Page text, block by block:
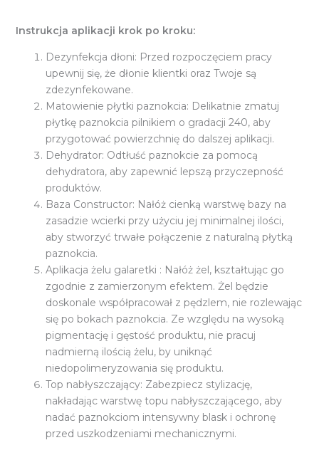
Instrukcja aplikacji krok po kroku:
Dezynfekcja dłoni: Przed rozpoczęciem pracy
upewnij się, że dłonie klientki oraz Twoje są
zdezynfekowane.
Matowienie płytki paznokcia: Delikatnie zmatuj
płytkę paznokcia pilnikiem o gradacji 240, aby
przygotować powierzchnię do dalszej aplikacji.
Dehydrator: Odtłuść paznokcie za pomocą
dehydratora, aby zapewnić lepszą przyczepność
produktów.
Baza Constructor: Nałóż cienką warstwę bazy na
zasadzie wcierki przy użyciu jej minimalnej ilości,
aby stworzyć trwałe połączenie z naturalną płytką
paznokcia.
Aplikacja żelu galaretki : Nałóż żel, kształtując go
zgodnie z zamierzonym efektem. Żel będzie
doskonale współpracował z pędzlem, nie rozlewając
się po bokach paznokcia. Ze względu na wysoką
pigmentację i gęstość produktu, nie pracuj
nadmierną ilością żelu, by uniknąć
niedopolimeryzowania się produktu.
Top nabłyszczający: Zabezpiecz stylizację,
nakładając warstwę topu nabłyszczającego, aby
nadać paznokciom intensywny blask i ochronę
przed uszkodzeniami mechanicznymi.